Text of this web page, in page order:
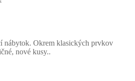
nábytok. Okrem klasických prvkov
nové kusy..